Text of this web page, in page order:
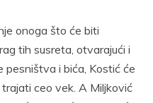
onoga što će biti
tih susreta, otvarajući i
i bića, Kostić će
ceo vek. A Miljković